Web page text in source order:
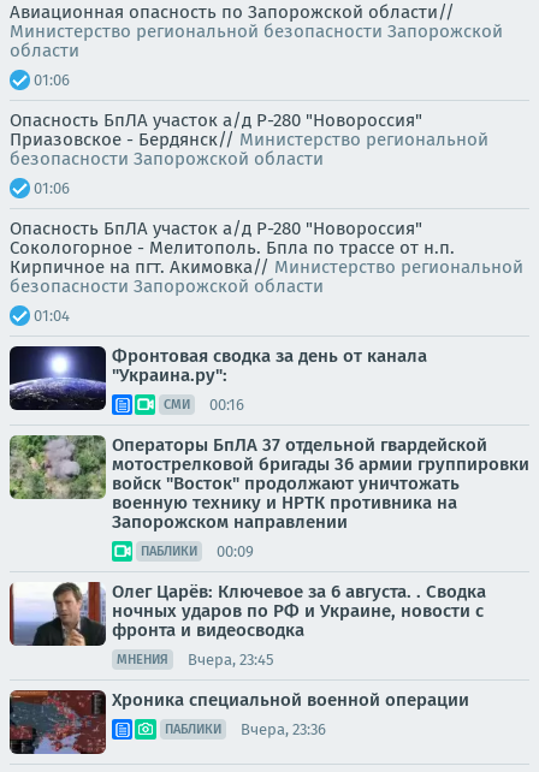
Авиационная опасность по Запорожской области//
Министерство региональной безопасности Запорожской
области
01:06
Опасность БпЛА участок а/д Р-280 "Новороссия"
Приазовское - Бердянск// Министерство региональной
безопасности Запорожской области
01:06
Опасность БпЛА участок а/д Р-280 "Новороссия"
Сокологорное - Мелитополь. Бпла по трассе от н.п.
Кирпичное на пгт. Акимовка// Министерство региональной
безопасности Запорожской области
01:04
Фронтовая сводка за день от канала
"Украина.ру":
СМИ 00:16
Операторы БпЛА 37 отдельной гвардейской
мотострелковой бригады 36 армии группировки
войск "Восток" продолжают уничтожать
военную технику и НРТК противника на
Запорожском направлении
ПАБЛИКИ 00:09
Олег Царёв: Ключевое за 6 августа. . Сводка
ночных ударов по РФ и Украине, новости с
фронта и видеосводка
МНЕНИЯ Вчера, 23:45
Хроника специальной военной операции
ПАБЛИКИ Вчера, 23:36